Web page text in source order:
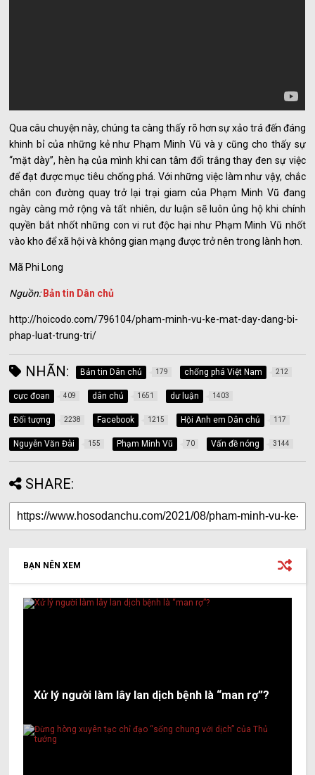
Qua câu chuyện này, chúng ta càng thấy rõ hơn sự xảo trá đến đáng
khinh bỉ của những kẻ như Phạm Minh Vũ và y cũng cho thấy sự
“mặt dày”, hèn hạ của mình khi can tâm đổi trắng thay đen sự việc
để đạt được mục tiêu chống phá. Với những việc làm như vậy, chắc
chắn con đường quay trở lại trại giam của Phạm Minh Vũ đang
ngày càng mở rộng và tất nhiên, dư luận sẽ luôn ủng hộ khi chính
quyền bắt nhốt những con vi rut độc hại như Phạm Minh Vũ nhốt
vào kho để xã hội và không gian mạng được trở nên trong lành hơn.
Mã Phi Long
Nguồn: Bản tin Dân chủ
http://hoicodo.com/796104/pham-minh-vu-ke-mat-day-dang-bi-
phap-luat-trung-tri/
NHÃN: Bản tin Dân chủ 179 chống phá Việt Nam 212
cực đoan 409 dân chủ 1651 dư luận 1403
Đối tượng 2238 Facebook 1215 Hội Anh em Dân chủ 117
Nguyễn Văn Đài 155 Phạm Minh Vũ 70 Vấn đề nóng 3144
SHARE:
BẠN NÊN XEM
Xử lý người làm lây lan dịch bệnh là “man rợ”?